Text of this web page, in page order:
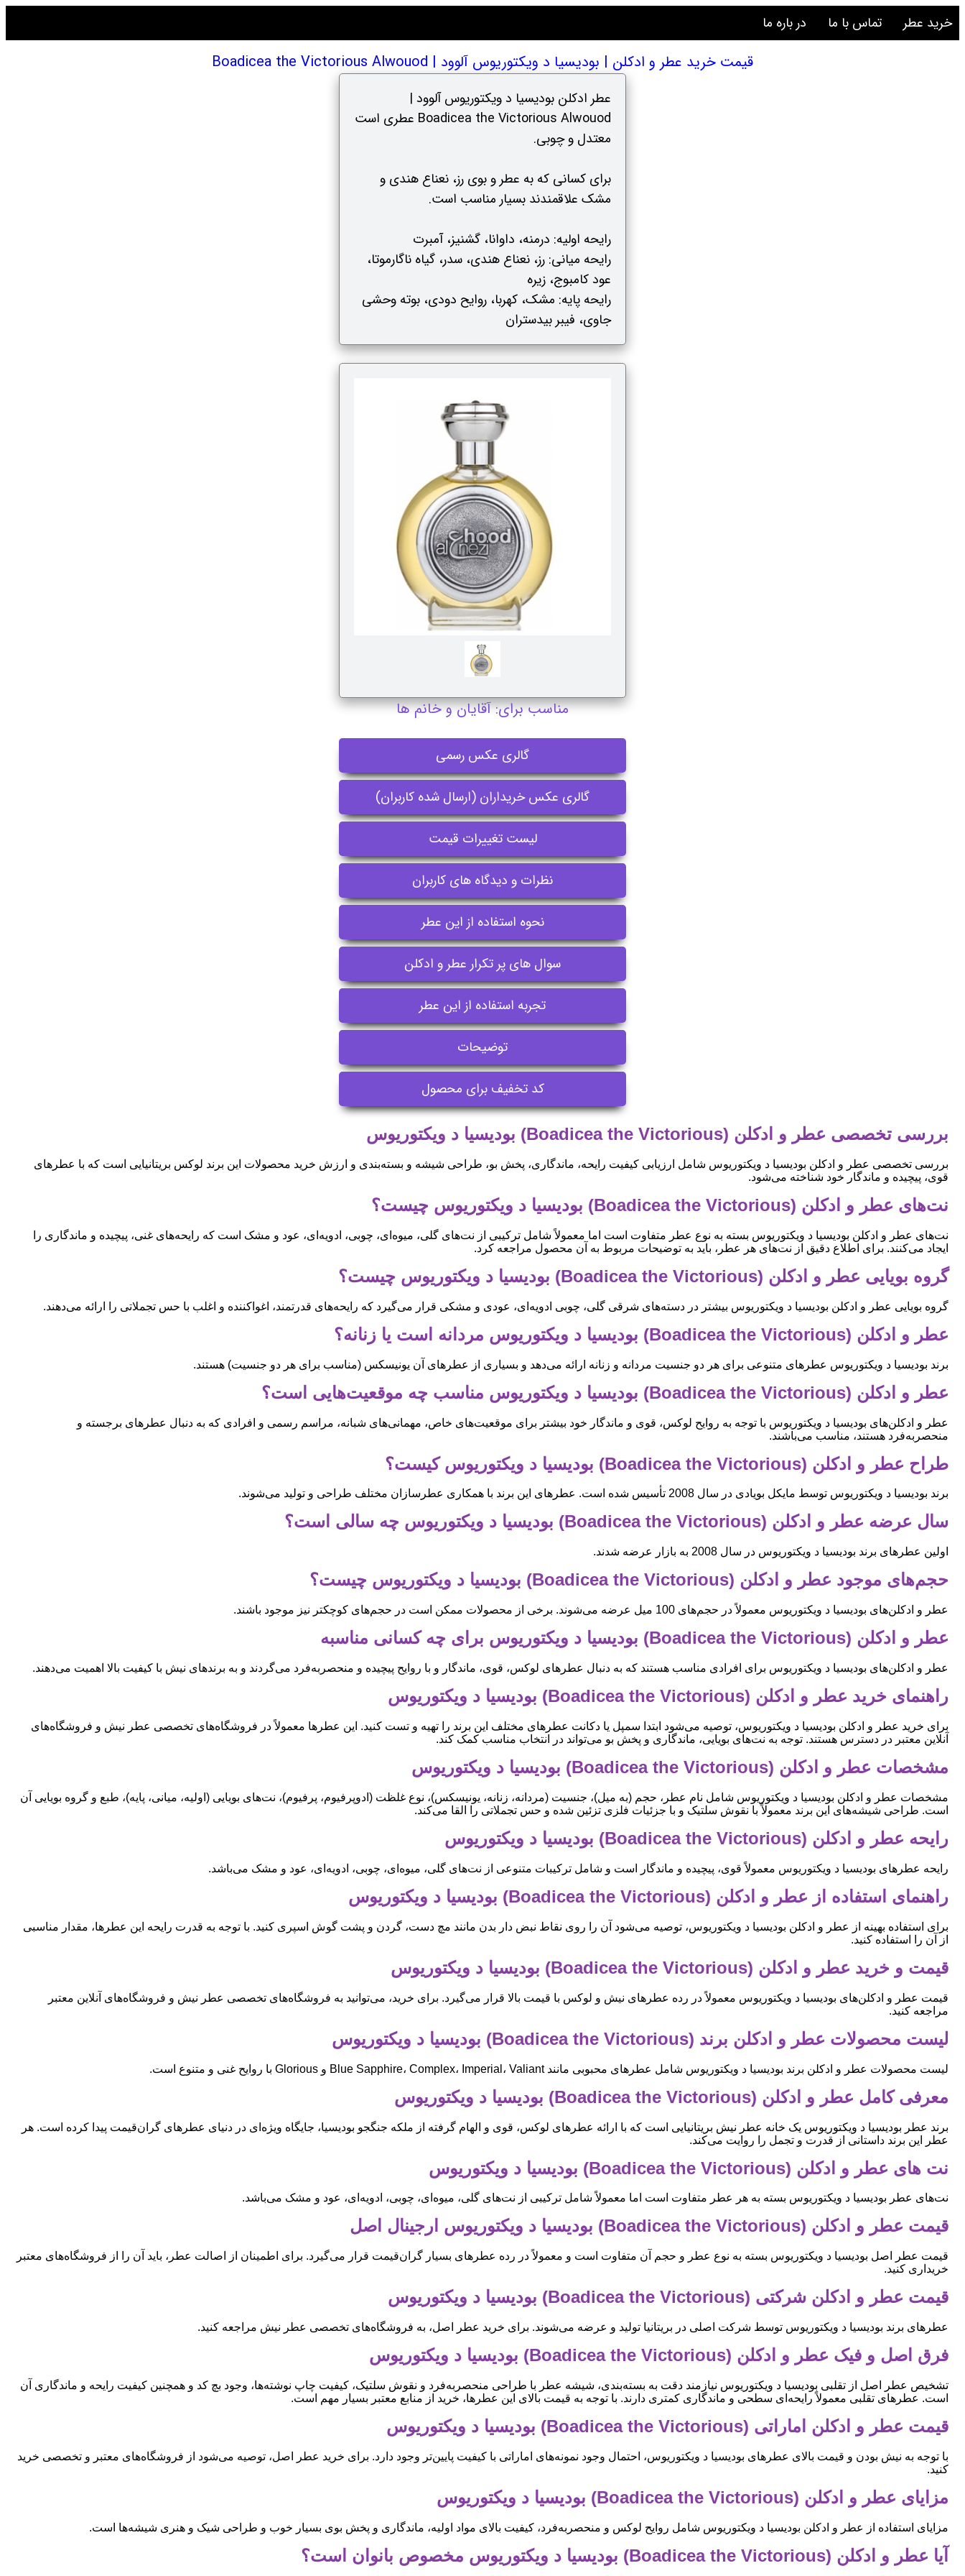
خرید عطر تماس با ما در باره ما
قیمت خرید عطر و ادکلن | بودیسیا د ویکتوریوس آلوود | Boadicea the Victorious Alwouod
عطر ادکلن بودیسیا د ویکتوریوس آلوود |
Boadicea the Victorious Alwouod عطری است
معتدل و چوبی.
برای کسانی که به عطر و بوی رز، نعناع هندی و
مشک علاقمندند بسیار مناسب است.
رایحه اولیه: درمنه، داوانا، گشنیز، آمبرت
رایحه میانی: رز، نعناع هندی، سدر، گیاه ناگارموتا،
عود کامبوج، زیره
رایحه پایه: مشک، کهربا، روایح دودی، بوته وحشی
جاوی، فیبر بیدستران
مناسب برای: آقایان و خانم ها
گالری عکس رسمی
گالری عکس خریداران (ارسال شده کاربران)
لیست تغییرات قیمت
نظرات و دیدگاه های کاربران
نحوه استفاده از این عطر
سوال های پر تکرار عطر و ادکلن
تجربه استفاده از این عطر
توضیحات
کد تخفیف برای محصول
بررسی تخصصی عطر و ادکلن (Boadicea the Victorious) بودیسیا د ویکتوریوس
بررسی تخصصی عطر و ادکلن بودیسیا د ویکتوریوس شامل ارزیابی کیفیت رایحه، ماندگاری، پخش بو، طراحی شیشه و بسته‌بندی و ارزش خرید محصولات این برند لوکس بریتانیایی است که با عطرهای
قوی، پیچیده و ماندگار خود شناخته می‌شود.
نت‌های عطر و ادکلن (Boadicea the Victorious) بودیسیا د ویکتوریوس چیست؟
نت‌های عطر و ادکلن بودیسیا د ویکتوریوس بسته به نوع عطر متفاوت است اما معمولاً شامل ترکیبی از نت‌های گلی، میوه‌ای، چوبی، ادویه‌ای، عود و مشک است که رایحه‌های غنی، پیچیده و ماندگاری را
ایجاد می‌کنند. برای اطلاع دقیق از نت‌های هر عطر، باید به توضیحات مربوط به آن محصول مراجعه کرد.
گروه بویایی عطر و ادکلن (Boadicea the Victorious) بودیسیا د ویکتوریوس چیست؟
گروه بویایی عطر و ادکلن بودیسیا د ویکتوریوس بیشتر در دسته‌های شرقی گلی، چوبی ادویه‌ای، عودی و مشکی قرار می‌گیرد که رایحه‌های قدرتمند، اغواکننده و اغلب با حس تجملاتی را ارائه می‌دهند.
عطر و ادکلن (Boadicea the Victorious) بودیسیا د ویکتوریوس مردانه است یا زنانه؟
برند بودیسیا د ویکتوریوس عطرهای متنوعی برای هر دو جنسیت مردانه و زنانه ارائه می‌دهد و بسیاری از عطرهای آن یونیسکس (مناسب برای هر دو جنسیت) هستند.
عطر و ادکلن (Boadicea the Victorious) بودیسیا د ویکتوریوس مناسب چه موقعیت‌هایی است؟
عطر و ادکلن‌های بودیسیا د ویکتوریوس با توجه به روایح لوکس، قوی و ماندگار خود بیشتر برای موقعیت‌های خاص، مهمانی‌های شبانه، مراسم رسمی و افرادی که به دنبال عطرهای برجسته و
منحصربه‌فرد هستند، مناسب می‌باشند.
طراح عطر و ادکلن (Boadicea the Victorious) بودیسیا د ویکتوریوس کیست؟
برند بودیسیا د ویکتوریوس توسط مایکل بویادی در سال 2008 تأسیس شده است. عطرهای این برند با همکاری عطرسازان مختلف طراحی و تولید می‌شوند.
سال عرضه عطر و ادکلن (Boadicea the Victorious) بودیسیا د ویکتوریوس چه سالی است؟
اولین عطرهای برند بودیسیا د ویکتوریوس در سال 2008 به بازار عرضه شدند.
حجم‌های موجود عطر و ادکلن (Boadicea the Victorious) بودیسیا د ویکتوریوس چیست؟
عطر و ادکلن‌های بودیسیا د ویکتوریوس معمولاً در حجم‌های 100 میل عرضه می‌شوند. برخی از محصولات ممکن است در حجم‌های کوچکتر نیز موجود باشند.
عطر و ادکلن (Boadicea the Victorious) بودیسیا د ویکتوریوس برای چه کسانی مناسبه
عطر و ادکلن‌های بودیسیا د ویکتوریوس برای افرادی مناسب هستند که به دنبال عطرهای لوکس، قوی، ماندگار و با روایح پیچیده و منحصربه‌فرد می‌گردند و به برندهای نیش با کیفیت بالا اهمیت می‌دهند.
راهنمای خرید عطر و ادکلن (Boadicea the Victorious) بودیسیا د ویکتوریوس
برای خرید عطر و ادکلن بودیسیا د ویکتوریوس، توصیه می‌شود ابتدا سمپل یا دکانت عطرهای مختلف این برند را تهیه و تست کنید. این عطرها معمولاً در فروشگاه‌های تخصصی عطر نیش و فروشگاه‌های
آنلاین معتبر در دسترس هستند. توجه به نت‌های بویایی، ماندگاری و پخش بو می‌تواند در انتخاب مناسب کمک کند.
مشخصات عطر و ادکلن (Boadicea the Victorious) بودیسیا د ویکتوریوس
مشخصات عطر و ادکلن بودیسیا د ویکتوریوس شامل نام عطر، حجم (به میل)، جنسیت (مردانه، زنانه، یونیسکس)، نوع غلظت (ادوپرفیوم، پرفیوم)، نت‌های بویایی (اولیه، میانی، پایه)، طبع و گروه بویایی آن
است. طراحی شیشه‌های این برند معمولاً با نقوش سلتیک و با جزئیات فلزی تزئین شده و حس تجملاتی را القا می‌کند.
رایحه عطر و ادکلن (Boadicea the Victorious) بودیسیا د ویکتوریوس
رایحه عطرهای بودیسیا د ویکتوریوس معمولاً قوی، پیچیده و ماندگار است و شامل ترکیبات متنوعی از نت‌های گلی، میوه‌ای، چوبی، ادویه‌ای، عود و مشک می‌باشد.
راهنمای استفاده از عطر و ادکلن (Boadicea the Victorious) بودیسیا د ویکتوریوس
برای استفاده بهینه از عطر و ادکلن بودیسیا د ویکتوریوس، توصیه می‌شود آن را روی نقاط نبض دار بدن مانند مچ دست، گردن و پشت گوش اسپری کنید. با توجه به قدرت رایحه این عطرها، مقدار مناسبی
از آن را استفاده کنید.
قیمت و خرید عطر و ادکلن (Boadicea the Victorious) بودیسیا د ویکتوریوس
قیمت عطر و ادکلن‌های بودیسیا د ویکتوریوس معمولاً در رده عطرهای نیش و لوکس با قیمت بالا قرار می‌گیرد. برای خرید، می‌توانید به فروشگاه‌های تخصصی عطر نیش و فروشگاه‌های آنلاین معتبر
مراجعه کنید.
لیست محصولات عطر و ادکلن برند (Boadicea the Victorious) بودیسیا د ویکتوریوس
لیست محصولات عطر و ادکلن برند بودیسیا د ویکتوریوس شامل عطرهای محبوبی مانند Blue Sapphire، Complex، Imperial، Valiant و Glorious با روایح غنی و متنوع است.
معرفی کامل عطر و ادکلن (Boadicea the Victorious) بودیسیا د ویکتوریوس
برند عطر بودیسیا د ویکتوریوس یک خانه عطر نیش بریتانیایی است که با ارائه عطرهای لوکس، قوی و الهام گرفته از ملکه جنگجو بودیسیا، جایگاه ویژه‌ای در دنیای عطرهای گران‌قیمت پیدا کرده است. هر
عطر این برند داستانی از قدرت و تجمل را روایت می‌کند.
نت های عطر و ادکلن (Boadicea the Victorious) بودیسیا د ویکتوریوس
نت‌های عطر بودیسیا د ویکتوریوس بسته به هر عطر متفاوت است اما معمولاً شامل ترکیبی از نت‌های گلی، میوه‌ای، چوبی، ادویه‌ای، عود و مشک می‌باشد.
قیمت عطر و ادکلن (Boadicea the Victorious) بودیسیا د ویکتوریوس ارجینال اصل
قیمت عطر اصل بودیسیا د ویکتوریوس بسته به نوع عطر و حجم آن متفاوت است و معمولاً در رده عطرهای بسیار گران‌قیمت قرار می‌گیرد. برای اطمینان از اصالت عطر، باید آن را از فروشگاه‌های معتبر
خریداری کنید.
قیمت عطر و ادکلن شرکتی (Boadicea the Victorious) بودیسیا د ویکتوریوس
عطرهای برند بودیسیا د ویکتوریوس توسط شرکت اصلی در بریتانیا تولید و عرضه می‌شوند. برای خرید عطر اصل، به فروشگاه‌های تخصصی عطر نیش مراجعه کنید.
فرق اصل و فیک عطر و ادکلن (Boadicea the Victorious) بودیسیا د ویکتوریوس
تشخیص عطر اصل از تقلبی بودیسیا د ویکتوریوس نیازمند دقت به بسته‌بندی، شیشه عطر با طراحی منحصربه‌فرد و نقوش سلتیک، کیفیت چاپ نوشته‌ها، وجود بچ کد و همچنین کیفیت رایحه و ماندگاری آن
است. عطرهای تقلبی معمولاً رایحه‌ای سطحی و ماندگاری کمتری دارند. با توجه به قیمت بالای این عطرها، خرید از منابع معتبر بسیار مهم است.
قیمت عطر و ادکلن اماراتی (Boadicea the Victorious) بودیسیا د ویکتوریوس
با توجه به نیش بودن و قیمت بالای عطرهای بودیسیا د ویکتوریوس، احتمال وجود نمونه‌های اماراتی با کیفیت پایین‌تر وجود دارد. برای خرید عطر اصل، توصیه می‌شود از فروشگاه‌های معتبر و تخصصی خرید
کنید.
مزایای عطر و ادکلن (Boadicea the Victorious) بودیسیا د ویکتوریوس
مزایای استفاده از عطر و ادکلن بودیسیا د ویکتوریوس شامل روایح لوکس و منحصربه‌فرد، کیفیت بالای مواد اولیه، ماندگاری و پخش بوی بسیار خوب و طراحی شیک و هنری شیشه‌ها است.
آیا عطر و ادکلن (Boadicea the Victorious) بودیسیا د ویکتوریوس مخصوص بانوان است؟